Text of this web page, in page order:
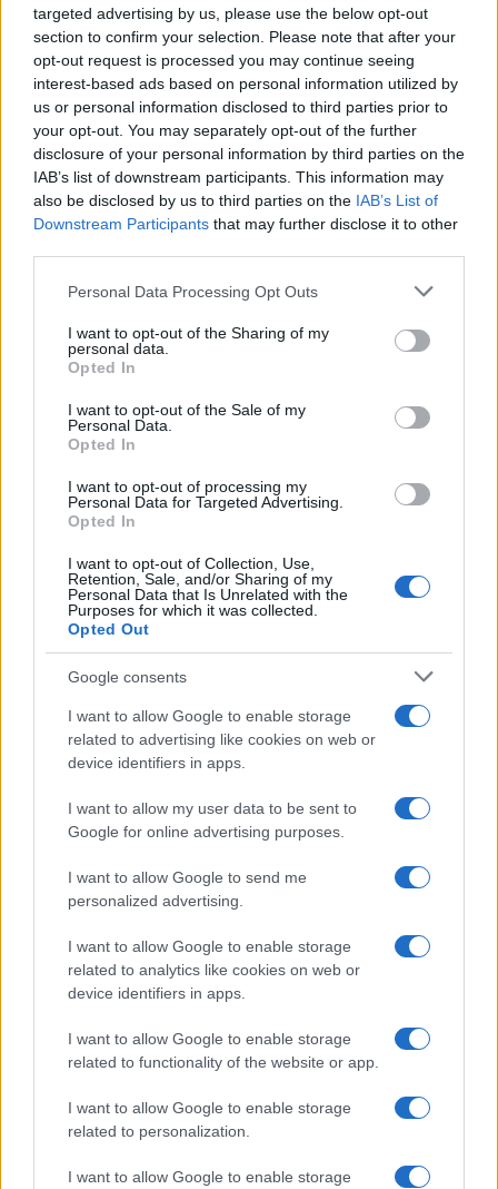
targeted advertising by us, please use the below opt-out
section to confirm your selection. Please note that after your
opt-out request is processed you may continue seeing
interest-based ads based on personal information utilized by
us or personal information disclosed to third parties prior to
your opt-out. You may separately opt-out of the further
disclosure of your personal information by third parties on the
IAB’s list of downstream participants. This information may
also be disclosed by us to third parties on the IAB’s List of
Downstream Participants that may further disclose it to other
Please note that this website/app uses one or more Google
not limited to your visit or usage behaviour. You may click to
grant or deny consent to Google and its third-party tags to
use your data for below specified purposes in below Google
consent section.
Personal Data Processing Opt Outs
I want to opt-out of the Sharing of my
personal data.
Opted In
I want to opt-out of the Sale of my
Personal Data.
Opted In
I want to opt-out of processing my
Personal Data for Targeted Advertising.
Opted In
I want to opt-out of Collection, Use,
Retention, Sale, and/or Sharing of my
Personal Data that Is Unrelated with the
Purposes for which it was collected.
Opted Out
Google consents
I want to allow Google to enable storage
related to advertising like cookies on web or
device identifiers in apps.
I want to allow my user data to be sent to
Google for online advertising purposes.
I want to allow Google to send me
personalized advertising.
I want to allow Google to enable storage
related to analytics like cookies on web or
device identifiers in apps.
I want to allow Google to enable storage
related to functionality of the website or app.
I want to allow Google to enable storage
related to personalization.
I want to allow Google to enable storage
Δόξα Λευκάδας: Έβδομη
μεταγραφή ο Τζος Σάρμα
(vid)
Platon BC: «Στόχος μας στις
ακαδημίες να εξελίσσονται
οι παίκτες»
α' εξάμηνο, στα 550 εκατ.
ευρώ – Καθαρά κέρδη 313
εκατ. ευρώ
Ειδικό Χωροταξικό Πλαίσιο
για τον Τουρισμό:
ανάπτυξη
Η Chery επενδύει 75 εκατ. δολάρια στην KG Mobility
Το FIAT 500 Hybrid τώρα
από 18.990 ευρώ
συνεχίζουν μαζί: Ανανέωση
της συνεργασίας τους μέχρι
το 2028
18η συνεχόμενη χρονιά για τον ΟΤΕ στη διεθνή σειρά
δεικτών FTSE4Good